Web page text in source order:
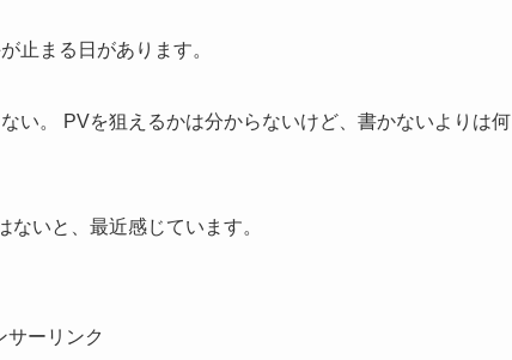
止まる日があります。
い。 PVを狙えるかは分からないけど、書かないよりは何
ないと、最近感じています。
サーリンク